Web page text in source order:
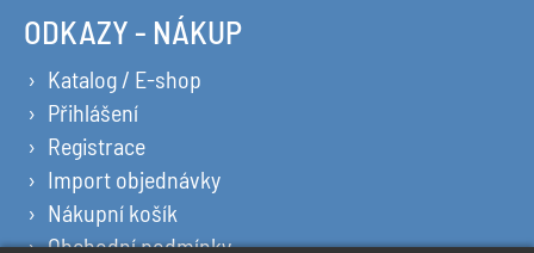
ODKAZY - NÁKUP
Katalog / E-shop
Přihlášení
Registrace
Import objednávky
Nákupní košík
Obchodní podmínky